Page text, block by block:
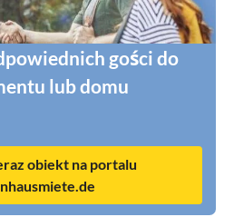
gości do
lub domu
obiekt na portalu